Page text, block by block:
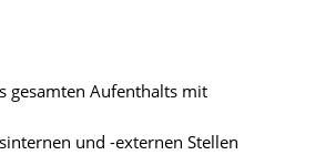
gesamten Aufenthalts mit
und -externen Stellen